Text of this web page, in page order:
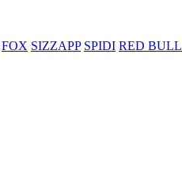
FOX SIZZAPP SPIDI RED BULL